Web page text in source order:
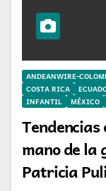
ANDEANWIRE-
COSTA RICA
INFANTIL
MÉXICO
mano de la
Patricia